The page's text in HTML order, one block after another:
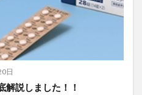
日
解説しました！！